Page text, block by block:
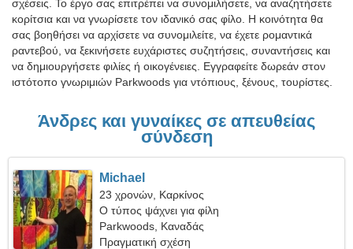
σχέσεις. Το έργο σας επιτρέπει να συνομιλήσετε, να αναζητήσετε
κορίτσια και να γνωρίσετε τον ιδανικό σας φίλο. Η κοινότητα θα
σας βοηθήσει να αρχίσετε να συνομιλείτε, να έχετε ρομαντικά
ραντεβού, να ξεκινήσετε ευχάριστες συζητήσεις, συναντήσεις και
να δημιουργήσετε φιλίες ή οικογένειες. Εγγραφείτε δωρεάν στον
ιστότοπο γνωριμιών Parkwoods για ντόπιους, ξένους, τουρίστες.
Άνδρες και γυναίκες σε απευθείας
σύνδεση
Michael
23 χρονών, Καρκίνος
Ο τύπος ψάχνει για φίλη
Parkwoods, Καναδάς
Πραγματική σχέση